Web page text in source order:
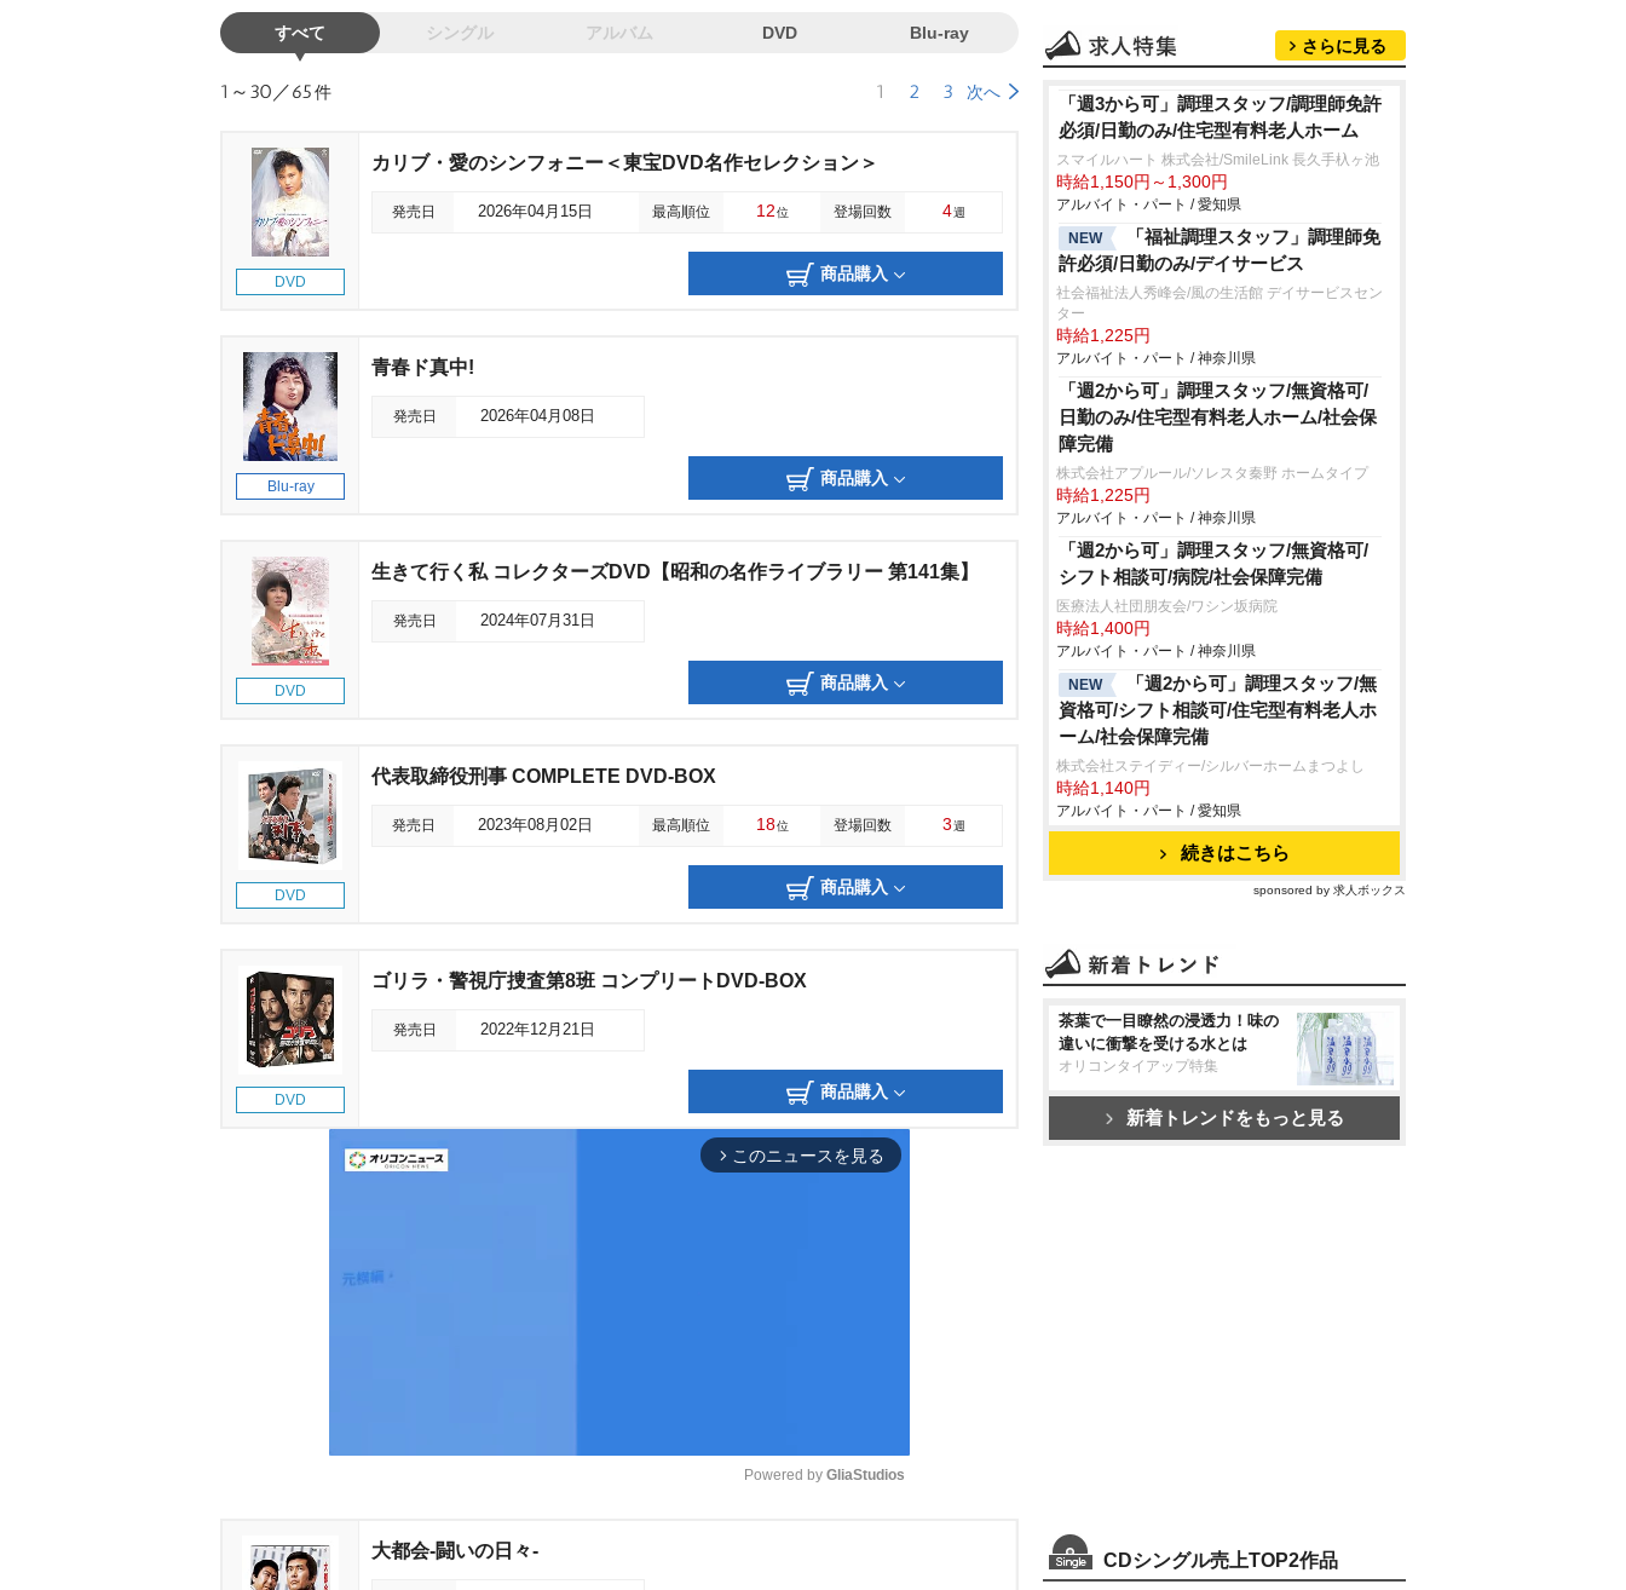
すべて シングル アルバム DVD Blu-ray
1～30／65件 1 2 3 次へ
DVD
カリブ・愛のシンフォニー＜東宝DVD名作セレクション＞
発売日 2026年04月15日 最高順位 12位 登場回数 4週
商品購入
Blu-ray
青春ド真中!
発売日 2026年04月08日
商品購入
DVD
生きて行く私 コレクターズDVD【昭和の名作ライブラリー 第141集】
発売日 2024年07月31日
商品購入
DVD
代表取締役刑事 COMPLETE DVD-BOX
発売日 2023年08月02日 最高順位 18位 登場回数 3週
商品購入
DVD
ゴリラ・警視庁捜査第8班 コンプリートDVD-BOX
発売日 2022年12月21日
商品購入
arrow_forward_ios このニュースを見る
Powered by GliaStudios
大都会-闘いの日々-
さらに見る
「週3から可」調理スタッフ/調理師免許
必須/日勤のみ/住宅型有料老人ホーム
スマイルハート 株式会社/SmileLink 長久手杁ヶ池
時給1,150円～1,300円
アルバイト・パート / 愛知県
NEW
「福祉調理スタッフ」調理師免
許必須/日勤のみ/デイサービス
社会福祉法人秀峰会/風の生活館 デイサービスセン
ター
時給1,225円
アルバイト・パート / 神奈川県
「週2から可」調理スタッフ/無資格可/
日勤のみ/住宅型有料老人ホーム/社会保
障完備
株式会社アプルール/ソレスタ秦野 ホームタイプ
時給1,225円
アルバイト・パート / 神奈川県
「週2から可」調理スタッフ/無資格可/
シフト相談可/病院/社会保障完備
医療法人社団朋友会/ワシン坂病院
時給1,400円
アルバイト・パート / 神奈川県
NEW
「週2から可」調理スタッフ/無
資格可/シフト相談可/住宅型有料老人ホ
ーム/社会保障完備
株式会社ステイディー/シルバーホームまつよし
時給1,140円
アルバイト・パート / 愛知県
続きはこちら
sponsored by 求人ボックス
茶葉で一目瞭然の浸透力！味の
違いに衝撃を受ける水とは
オリコンタイアップ特集
新着トレンドをもっと見る
CDシングル売上TOP2作品